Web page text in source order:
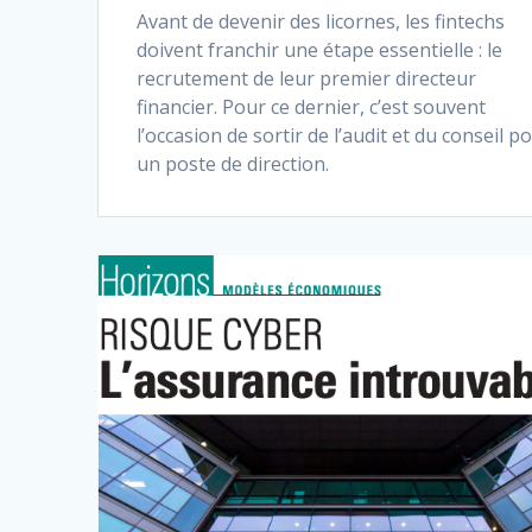
Avant de devenir des licornes, les fintechs
doivent franchir une étape essentielle : le
recrutement de leur premier directeur
financier. Pour ce dernier, c’est souvent
l’occasion de sortir de l’audit et du conseil
un poste de direction.